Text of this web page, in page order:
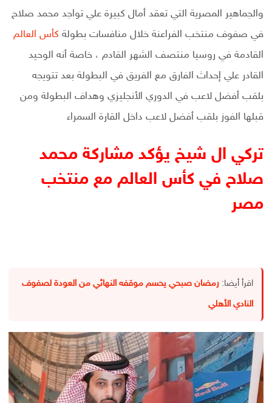
والجماهير المصرية التي تعقد أمال كبيرة علي تواجد محمد صلاح
في صفوف منتخب الفراعنة خلال منافسات بطولة كأس العالم
القادمة في روسيا منتصف الشهر القادم ، خاصة أنه الوحيد
القادر علي إحداث الفارق مع الفريق في البطولة بعد تتويجه
بلقب أفضل لاعب في الدوري الأنجليزي وهداف البطولة ومن
قبلها الفوز بلقب أفضل لاعب داخل القارة السمراء
تركي ال شيخ يؤكد مشاركة محمد
صلاح في كأس العالم مع منتخب
مصر
اقرأ أيضا: رمضان صبحي يحسم موقفه النهائي من العودة لصفوف
النادي الأهلي